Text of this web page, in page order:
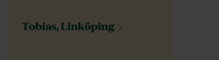
Tobias,Linköping